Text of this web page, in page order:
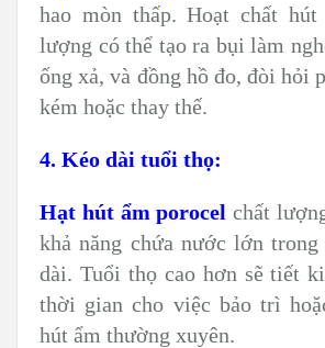
hao mòn thấp. Hoạt chất
lượng có thể tạo ra bụi làm
ống xả, và đồng hồ đo, đòi hỏi
kém hoặc thay thế.
4. Kéo dài tuổi thọ:
Hạt hút ẩm porocel chất
khả năng chứa nước lớn
dài. Tuổi thọ cao hơn sẽ tiết
thời gian cho việc bảo trì
hút ẩm thường xuyên.